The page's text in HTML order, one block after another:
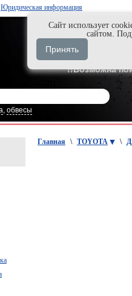
Юридическая информация
Нажми и
+7-929-495-
!!Возможна
, обвесы
Главная \ TOYOTA \
Cайт использует
сайтом.
Принять